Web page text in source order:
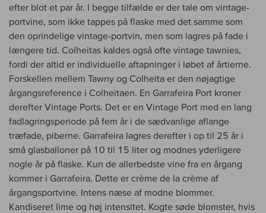
efter blot et par år. I begge tilfælde er der tale om vintage-
portvine, som ikke tappes på flaske med det samme som
den oprindelige vintage-portvin, men som lagres på fade i
længere tid. Colheitas kaldes også ofte vintage tawnies,
fordi der altid er individuelle aftapninger i løbet af årtierne.
Forskellen mellem Tawny og Colheita er den nøjagtige
årgangsreference i Colheitaen. En Garrafeira Port kroner
derefter Vintage Ports. Det er en Vintage Port med en lang
fadlagringsperiode på fem år i de sædvanlige aflange
træfade, piberne. Garrafeira lagres derefter i op til 25 år i
små glasballoner på 10 til 15 liter og modnes yderligere
nogle år på flaske. Kun de allerbedste vine fra en årgang
kommer i Garrafeira. Dette er crème de la crème af
årgangsportvine. Intens næse af modne blommer.
Kandiseret lime og høj intensitet. Kogte søde blomster, hvis